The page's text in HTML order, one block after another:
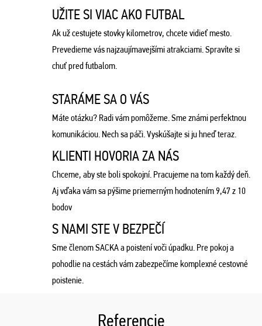
UŽITE SI VIAC AKO FUTBAL
Ak už cestujete stovky kilometrov, chcete vidieť mesto.
Prevedieme vás najzaujímavejšími atrakciami. Spravíte si
chuť pred futbalom.
STARÁME SA O VÁS
Máte otázku? Radi vám pomôžeme. Sme známi perfektnou
komunikáciou. Nech sa páči. Vyskúšajte si ju hneď teraz.
KLIENTI HOVORIA ZA NÁS
Chceme, aby ste boli spokojní. Pracujeme na tom každý deň.
Aj vďaka vám sa pýšime priemerným hodnotením 9,47 z 10
bodov
S NAMI STE V BEZPEČÍ
Sme členom SACKA a poistení voči úpadku. Pre pokoj a
pohodlie na cestách vám zabezpečíme komplexné cestovné
poistenie.
Referencie